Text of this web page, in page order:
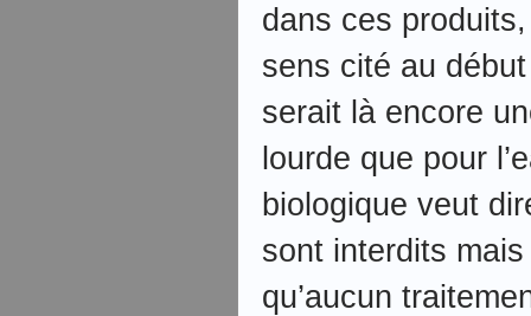
dans ces
sens cité au
serait là encore
lourde que pour
biologique veut
sont interdits
qu’aucun